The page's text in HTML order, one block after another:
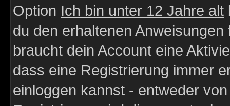
Option Ich bin unter 12 Jahre alt
du den erhaltenen
braucht dein Account eine
dass eine Registrierung immer
einloggen kannst - entweder